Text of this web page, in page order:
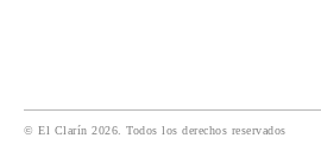
© El Clarín 2026. Todos los derechos reservados